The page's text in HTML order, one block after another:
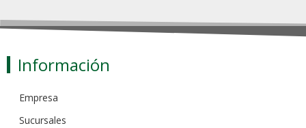
Información
Empresa
Sucursales